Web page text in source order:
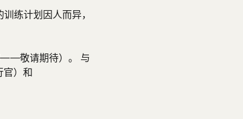
练计划因人而异，
——敬请期待）。 与
官）和